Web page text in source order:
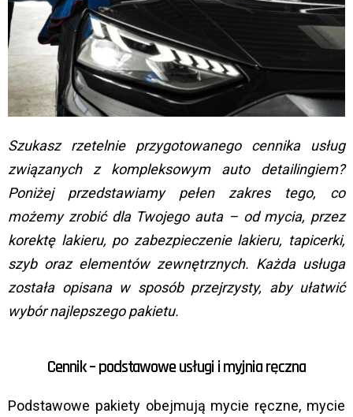
Szukasz rzetelnie przygotowanego cennika usług
związanych z kompleksowym auto detailingiem?
Poniżej przedstawiamy pełen zakres tego, co
możemy zrobić dla Twojego auta – od mycia, przez
korektę lakieru, po zabezpieczenie lakieru, tapicerki,
szyb oraz elementów zewnętrznych. Każda usługa
została opisana w sposób przejrzysty, aby ułatwić
wybór najlepszego pakietu.
Cennik – podstawowe usługi i myjnia ręczna
Podstawowe pakiety obejmują mycie ręczne, mycie